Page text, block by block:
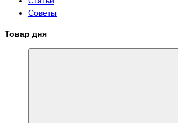
Советы
Товар дня